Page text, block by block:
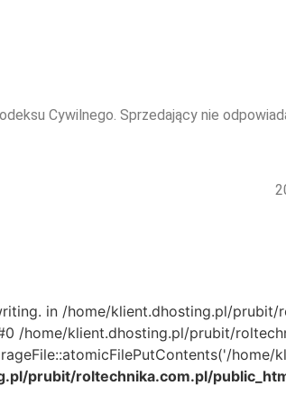
Cywilnego. Sprzedający nie
in /home/klient.dhosting.pl/
/home/klient.dhosting.pl/prubit/
home/
prubit/roltechnika.com.pl/